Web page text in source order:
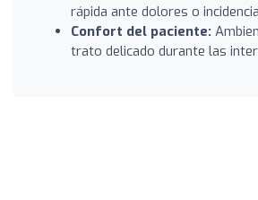
rápida ante dolores o
Confort del paciente:
trato delicado durante las